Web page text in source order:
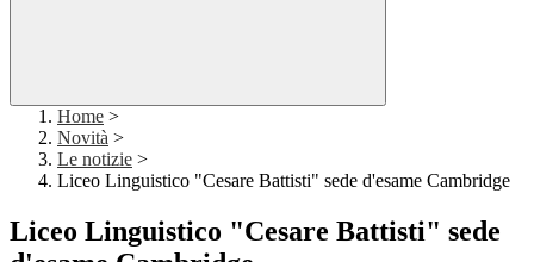
Home >
Novità >
Le notizie >
Liceo Linguistico "Cesare Battisti" sede d'esame Cambridge
Liceo Linguistico "Cesare Battisti" sede